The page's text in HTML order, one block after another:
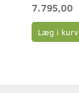
7.795,00
Læg i kurv